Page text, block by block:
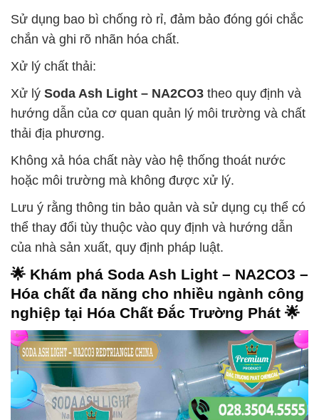
Sử dụng bao bì chống rò rỉ, đảm bảo đóng gói chắc
chắn và ghi rõ nhãn hóa chất.
Xử lý chất thải:
Xử lý Soda Ash Light – NA2CO3 theo quy định và
hướng dẫn của cơ quan quản lý môi trường và chất
thải địa phương.
Không xả hóa chất này vào hệ thống thoát nước
hoặc môi trường mà không được xử lý.
Lưu ý rằng thông tin bảo quản và sử dụng cụ thể có
thể thay đổi tùy thuộc vào quy định và hướng dẫn
của nhà sản xuất, quy định pháp luật.
🌟 Khám phá Soda Ash Light – NA2CO3 –
Hóa chất đa năng cho nhiều ngành công
nghiệp tại Hóa Chất Đắc Trường Phát 🌟